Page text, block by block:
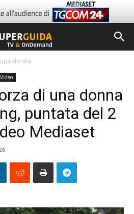
donna
Video
di una donna
puntata del 2
Mediaset